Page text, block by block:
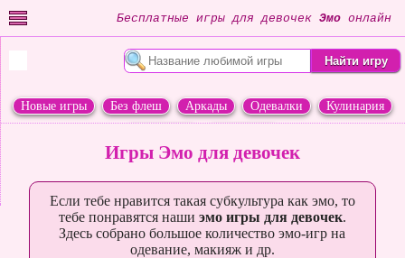
Бесплатные игры для девочек Эмо онлайн
Новые игры Без флеш Аркады Одевалки
Кулинария
Игры Эмо для девочек
Если тебе нравится такая субкультура как эмо, то
тебе понравятся наши эмо игры для девочек.
Здесь собрано большое количество эмо-игр на
одевание, макияж и др.